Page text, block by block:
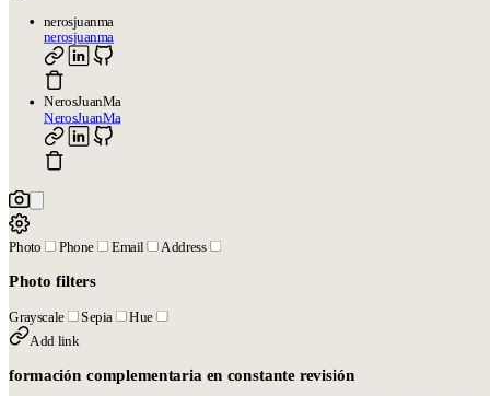
nerosjuanma
nerosjuanma
NerosJuanMa
NerosJuanMa
Photo Phone Email Address
Photo filters
Grayscale Sepia
Hue
Add link
formación complementaria en constante revisión